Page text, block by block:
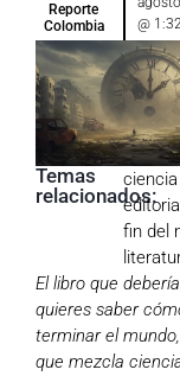
Reporte
Colombia
@
Temas
relacionados:
fin del
El libro que
quieres saber
terminar el
que mezcla